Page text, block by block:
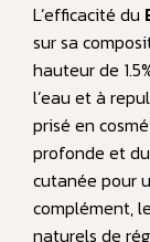
L’efficacité du
sur sa
hauteur de
l’eau et à
prisé en
profonde et
cutanée pour
complément,
naturels de